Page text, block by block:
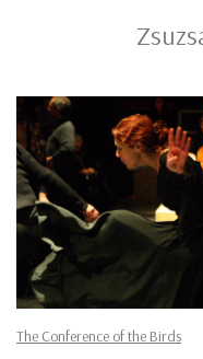
The Conference of the Birds